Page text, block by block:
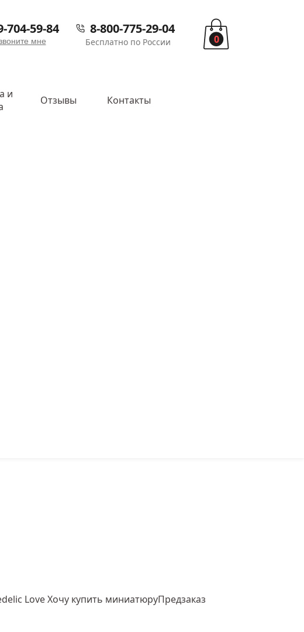
704-59-84
мне
8-800-775-29-04
Бесплатно по России
0
и
Отзывы Контакты
Хочу купить миниатюруПредзаказ